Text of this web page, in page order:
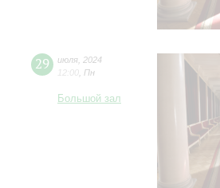
29 июля 2024
12:00 Пн
Большой зал